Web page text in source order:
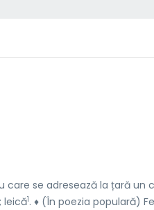
care se adresează la țară
leică1. ♦ (În poezia populară)